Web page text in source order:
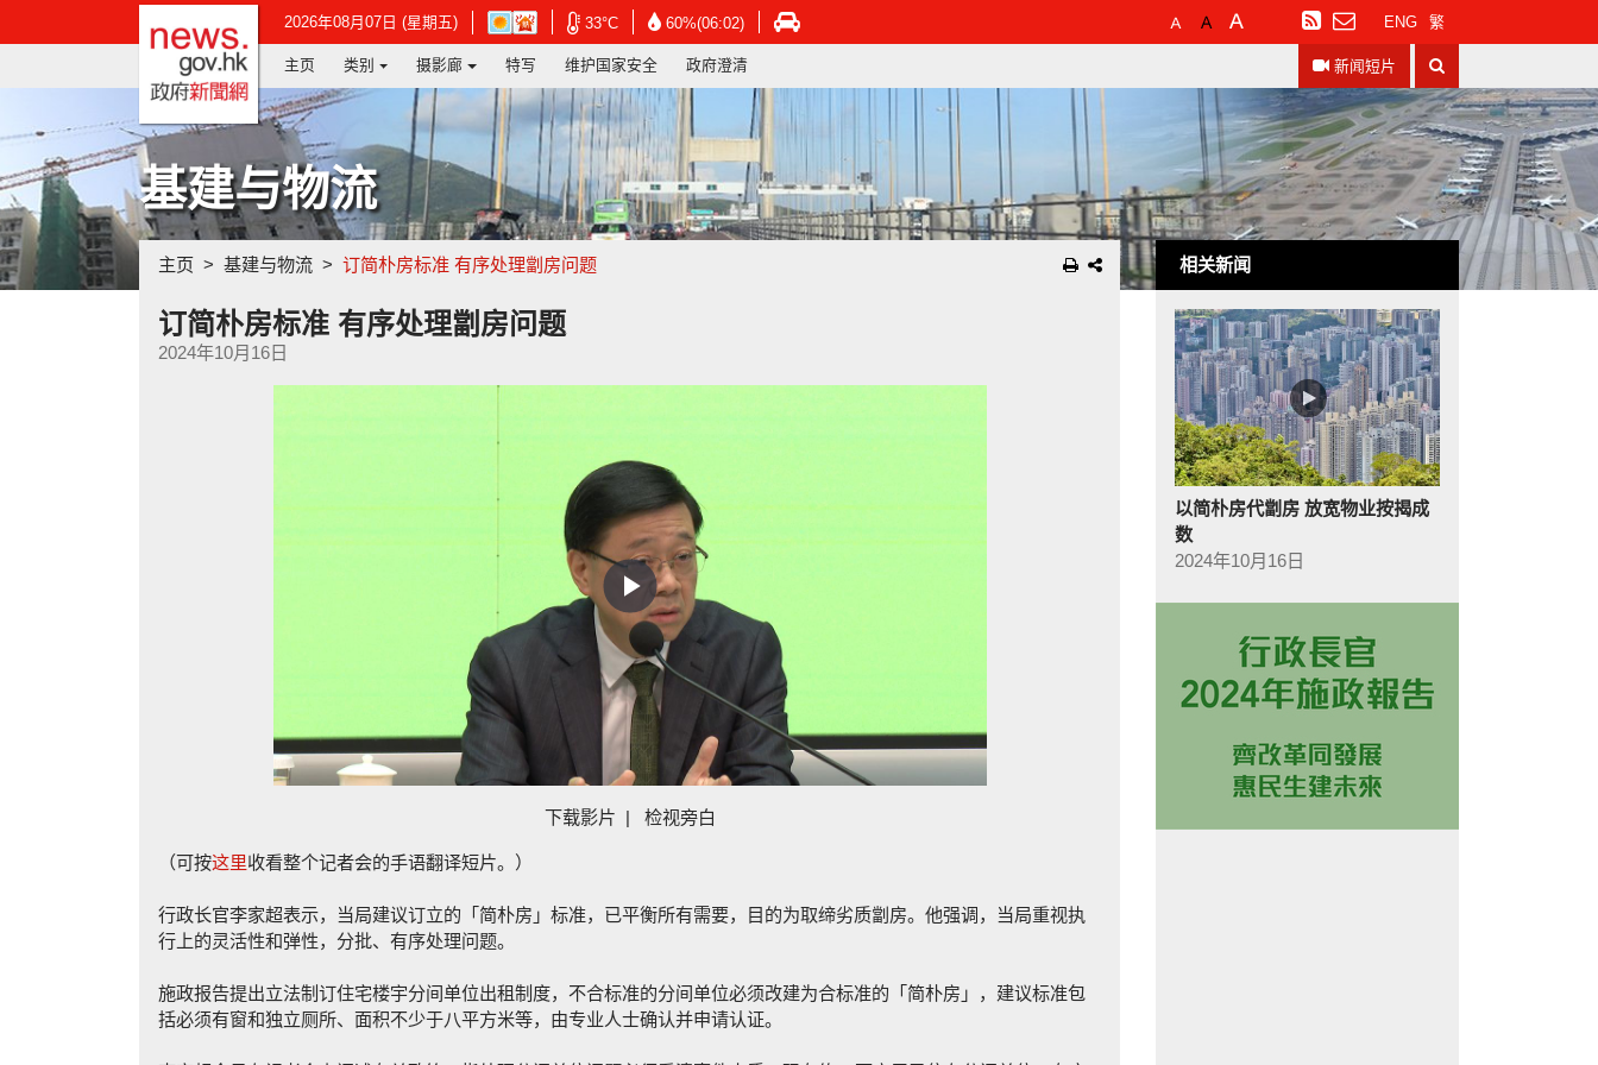
2026年08月07日 (星期五)
在
新
窗
开
启
连
结
-
香
港
天
台
网
33°C在
新
视
窗
开
启
连
结
-
香
港
60%(06:02)在
新
视
窗
开
启
结
-
香
港
在
新
窗
结
香
预
设
体
较
大
字
体
最
大
字
体
订
阅
RSS
ENG 繁
政府新闻网主页
主页 类别 摄影廊 特写 维护国家安全 政府澄清 新闻短片
寻
基建与物流
主页 基建与物流 订简朴房标准 有序处理劏房问题
订简朴房标准 有序处理劏房问题
2024年10月16日
Play
Video
下载影片 检视旁白
（可按这里收看整个记者会的手语翻译短片。）
行政长官李家超表示，当局建议订立的「简朴房」标准，已平衡所有需要，目的为取缔劣质劏房。他强调，当局重视执
行上的灵活性和弹性，分批、有序处理问题。
施政报告提出立法制订住宅楼宇分间单位出租制度，不合标准的分间单位必须改建为合标准的「简朴房」，建议标准包
括必须有窗和独立厕所、面积不少于八平方米等，由专业人士确认并申请认证。
相关新闻
以简朴房代劏房 放宽物业按揭成
数
2024年10月16日